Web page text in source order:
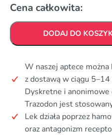
Cena całkowita:
DODAJ DO
W naszej aptece
z dostawą w ciągu 5–14
Dyskretne i anonimowe
Trazodon jest
Lek działa poprzez
oraz antagonizm